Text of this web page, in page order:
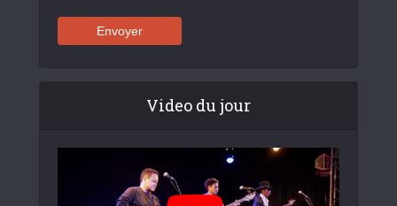
Video du jour